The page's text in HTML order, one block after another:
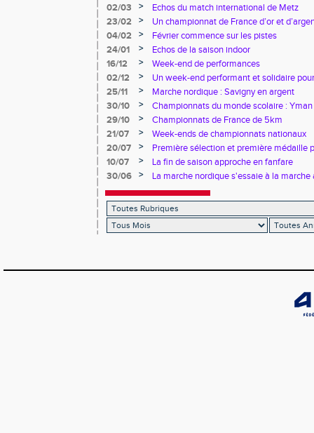
02/03
>
Echos du match international de Metz
23/02
>
Un championnat de France d’or et
04/02
>
Février commence sur les pistes
24/01
>
Echos de la saison indoor
16/12
>
Week-end de performances
02/12
>
Un week-end performant et solidaire
25/11
>
Marche nordique : Savigny en argent
30/10
>
Championnats du monde scolaire :
bronze
29/10 >
Championnats de France de 5km
21/07
>
Week-ends de championnats nationaux
20/07
>
Première sélection et première médaille
10/07
>
La fin de saison approche en fanfare
30/06
> La marche nordique s'essaie à la